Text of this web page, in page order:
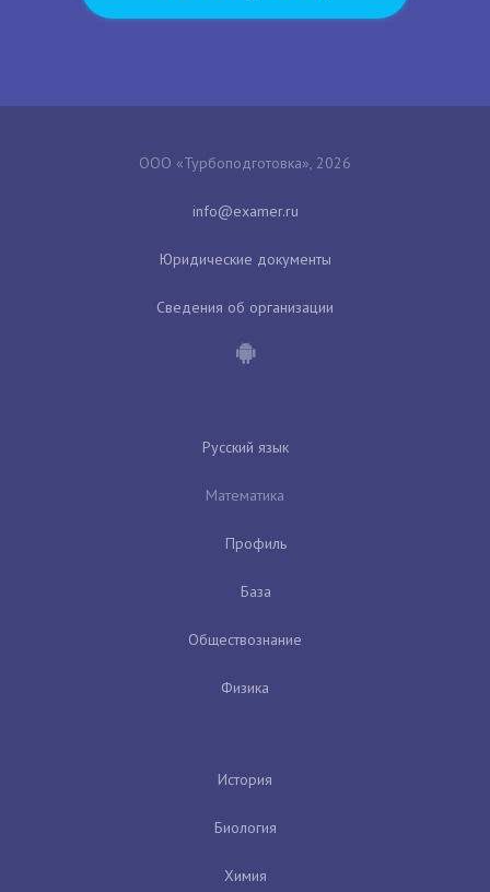
ООО «Турбоподготовка», 2026
Юридические документы
Сведения об организации
Русский язык
Математика
Профиль
База
Обществознание
Физика
История
Биология
Химия